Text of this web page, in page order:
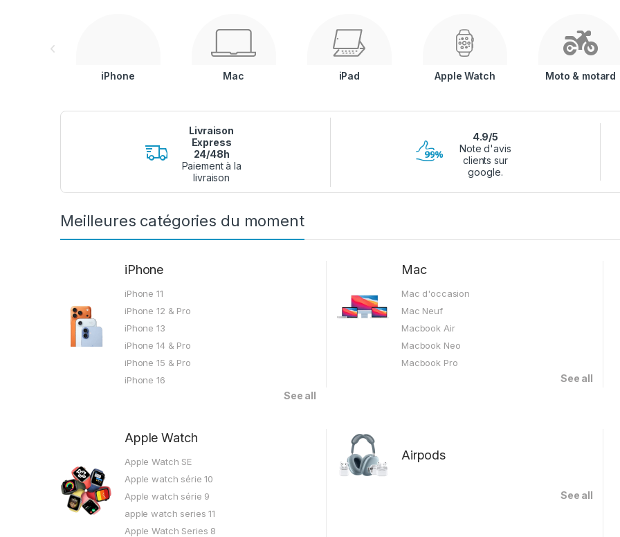
iPhone Mac iPad Apple Watch Moto & motard
Livraison
Express
24/48h
Paiement à la
livraison
4.9/5
Note d'avis
clients sur
google.
Meilleures catégories du moment
iPhone
iPhone 11
iPhone 12 & Pro
iPhone 13
iPhone 14 & Pro
iPhone 15 & Pro
iPhone 16
See all
Mac
Mac d'occasion
Mac Neuf
Macbook Air
Macbook Neo
Macbook Pro
See all
Apple Watch
Apple Watch SE
Apple watch série 10
Apple watch série 9
apple watch series 11
Apple Watch Series 8
Airpods
See all